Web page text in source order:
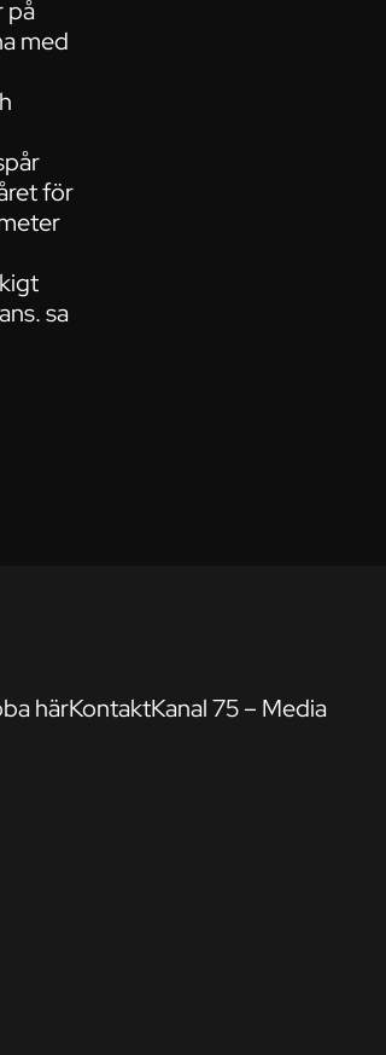
på
med
för
sa
härKontaktKanal 75 – Media